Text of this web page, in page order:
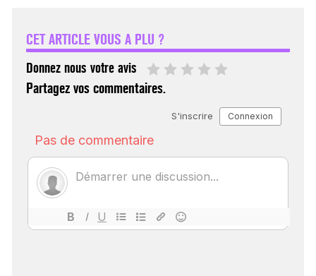
CET ARTICLE VOUS A PLU ?
Donnez nous votre avis
Partagez vos commentaires.
ÉCHO : DES IMAGES
POUR TOUTES LES
18 juil 2022